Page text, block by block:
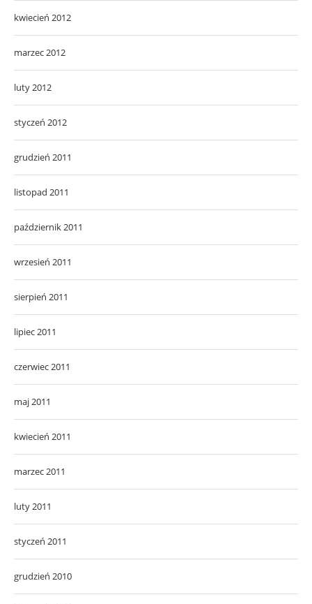
kwiecień 2012
marzec 2012
luty 2012
styczeń 2012
grudzień 2011
listopad 2011
październik 2011
wrzesień 2011
sierpień 2011
lipiec 2011
czerwiec 2011
maj 2011
kwiecień 2011
marzec 2011
luty 2011
styczeń 2011
grudzień 2010